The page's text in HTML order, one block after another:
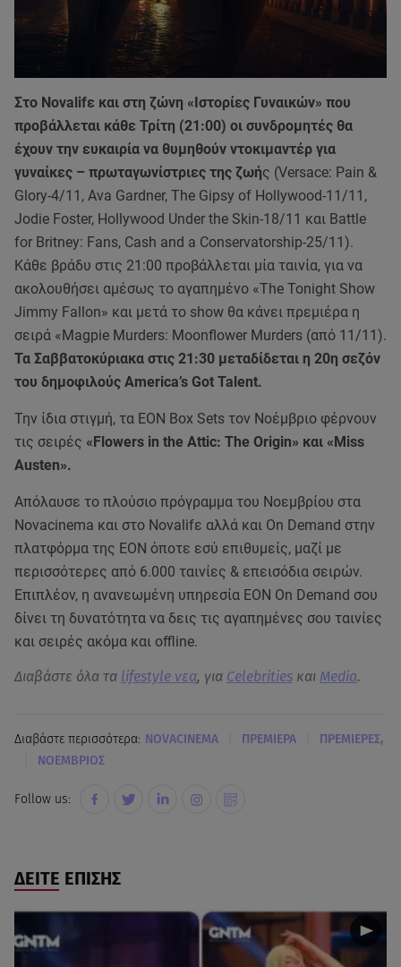
Στο Novalifε και στη ζώνη «Ιστορίες Γυναικών» που
προβάλλεται κάθε Τρίτη (21:00) οι συνδρομητές θα
έχουν την ευκαιρία να θυμηθούν ντοκιμαντέρ για
γυναίκες – πρωταγωνίστριες της ζωής (Versace: Pain &
Glory-4/11, Ava Gardner, The Gipsy of Hollywood-11/11,
Jodie Foster, Hollywood Under the Skin-18/11 και Battle
for Britney: Fans, Cash and a Conservatorship-25/11).
Κάθε βράδυ στις 21:00 προβάλλεται μία ταινία, για να
ακολουθήσει αμέσως το αγαπημένο «The Tonight Show
Jimmy Fallon» και μετά το show θα κάνει πρεμιέρα η
σειρά «Μagpie Μurders: Μoonflower Μurders (από 11/11).
Τα Σαββατοκύριακα στις 21:30 μεταδίδεται η 20η σεζόν
του δημοφιλούς America’s Got Talent.
Την ίδια στιγμή, τα ΕΟΝ Box Sets τον Νοέμβριο φέρνουν
τις σειρές «Flowers in the Attic: The Origin» και «Miss
Austen».
Απόλαυσε το πλούσιο πρόγραμμα του Νοεμβρίου στα
Novacinema και στο Novalifε αλλά και On Demand στην
πλατφόρμα της ΕΟΝ όποτε εσύ επιθυμείς, μαζί με
περισσότερες από 6.000 ταινίες & επεισόδια σειρών.
Επιπλέον, η ανανεωμένη υπηρεσία ΕΟΝ On Demand σου
δίνει τη δυνατότητα να δεις τις αγαπημένες σου ταινίες
και σειρές ακόμα και offline.
Διαβάστε όλα τα lifestyle νεα, για Celebrities και Media.
Διαβάστε περισσότερα: NOVACINEMA ΠΡΕΜΙΕΡΑ ΠΡΕΜΙΕΡΕΣ,
ΝΟΕΜΒΡΙΟΣ
Follow us:
ΔΕΙΤΕ ΕΠΙΣΗΣ